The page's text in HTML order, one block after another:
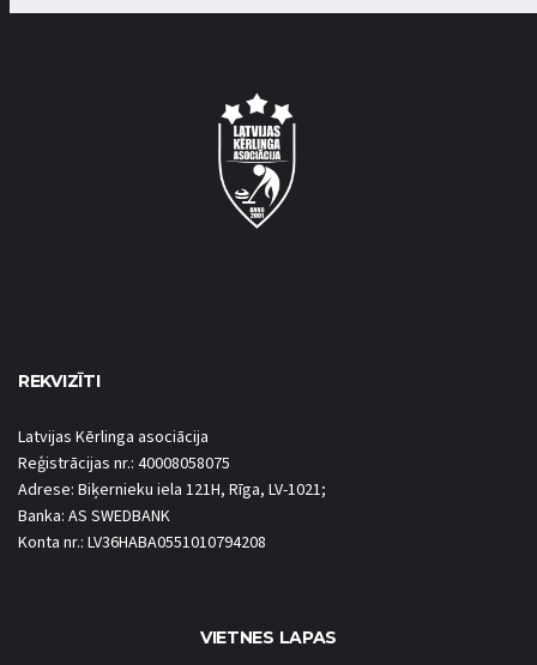
REKVIZĪTI
Latvijas Kērlinga asociācija
Reģistrācijas nr.: 40008058075
Adrese: Biķernieku iela 121H, Rīga, LV-1021;
Banka: AS SWEDBANK
Konta nr.: LV36HABA0551010794208
VIETNES LAPAS